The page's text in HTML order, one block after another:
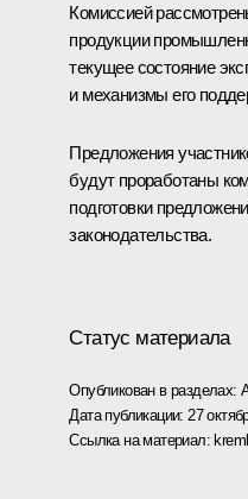
Комиссией
продукции
текущее состояние
и механизмы его
Предложения
будут проработаны
подготовки
законодательства.
Статус материала
Опубликован в разделах:
Дата публикации: 27
Ссылка на материал: